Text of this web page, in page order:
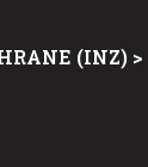
(INZ) >